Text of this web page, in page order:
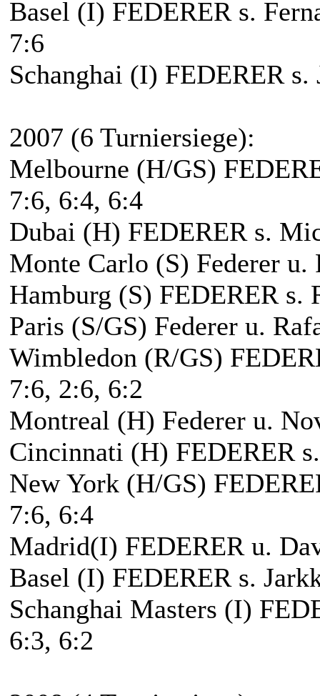
Basel (I) FEDERER s.
7:6
Schanghai (I) FEDERER
2007 (6 Turniersiege):
Melbourne (H/GS)
7:6, 6:4, 6:4
Dubai (H) FEDERER s.
Monte Carlo (S) Federer
Hamburg (S) FEDERER s.
Paris (S/GS) Federer u.
Wimbledon (R/GS)
7:6, 2:6, 6:2
Montreal (H) Federer u.
Cincinnati (H) FEDERER
New York (H/GS)
7:6, 6:4
Madrid(I) FEDERER u.
Basel (I) FEDERER s.
Schanghai Masters (I)
6:3, 6:2